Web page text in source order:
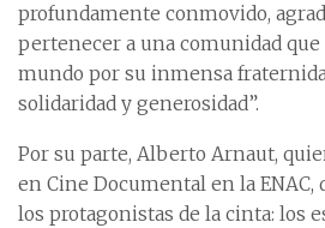
profundamente conmovido,
pertenecer a una comunidad que
mundo por su inmensa
solidaridad y generosidad”.
Por su parte, Alberto Arnaut,
en Cine Documental en la ENAC,
los protagonistas de la cinta: los